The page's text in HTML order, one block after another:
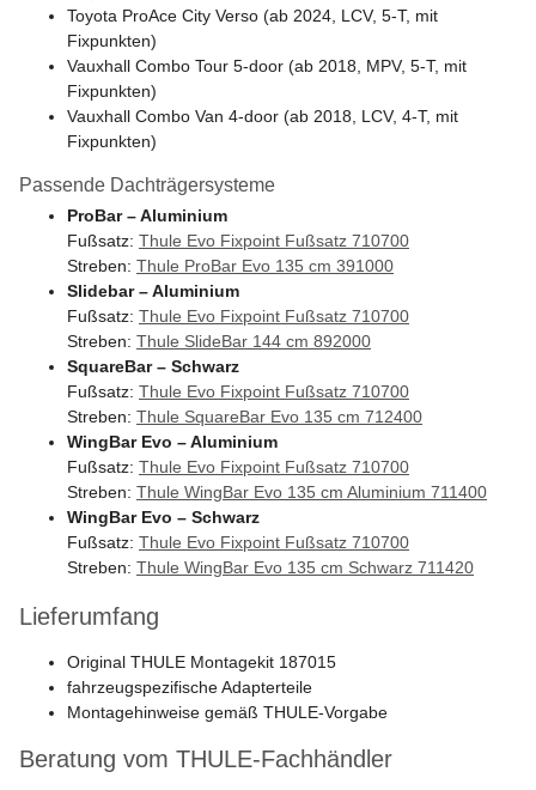
Toyota ProAce City Verso (ab 2024, LCV, 5-T, mit
Fixpunkten)
Vauxhall Combo Tour 5-door (ab 2018, MPV, 5-T, mit
Fixpunkten)
Vauxhall Combo Van 4-door (ab 2018, LCV, 4-T, mit
Fixpunkten)
Passende Dachträgersysteme
ProBar – Aluminium
Fußsatz: Thule Evo Fixpoint Fußsatz 710700
Streben: Thule ProBar Evo 135 cm 391000
Slidebar – Aluminium
Fußsatz: Thule Evo Fixpoint Fußsatz 710700
Streben: Thule SlideBar 144 cm 892000
SquareBar – Schwarz
Fußsatz: Thule Evo Fixpoint Fußsatz 710700
Streben: Thule SquareBar Evo 135 cm 712400
WingBar Evo – Aluminium
Fußsatz: Thule Evo Fixpoint Fußsatz 710700
Streben: Thule WingBar Evo 135 cm Aluminium 711400
WingBar Evo – Schwarz
Fußsatz: Thule Evo Fixpoint Fußsatz 710700
Streben: Thule WingBar Evo 135 cm Schwarz 711420
Lieferumfang
Original THULE Montagekit 187015
fahrzeugspezifische Adapterteile
Montagehinweise gemäß THULE-Vorgabe
Beratung vom THULE-Fachhändler